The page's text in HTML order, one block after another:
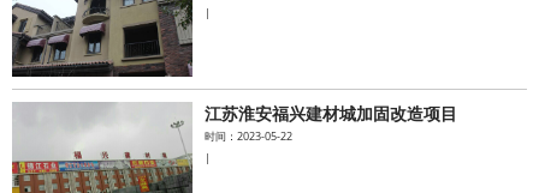
|
江苏淮安福兴建材城加固改造项目
时间：2023-05-22
|